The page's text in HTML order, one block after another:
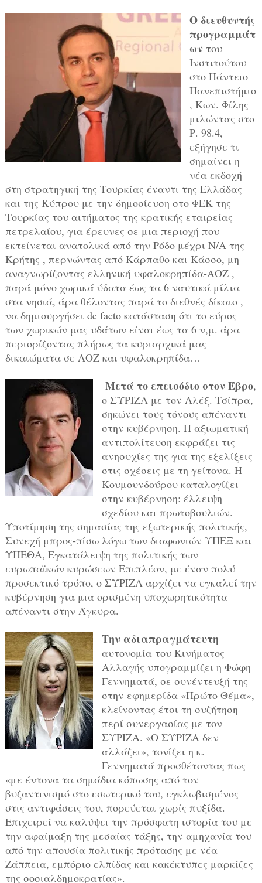
Ο διευθυντής
προγραμμάτ
ων του
Ινστιτούτου
στο Πάντειο
Πανεπιστήμιο
, Kων. Φίλης
μιλώντας στο
Ρ. 98.4,
εξήγησε τι
σημαίνει η
νέα εκδοχή
στη στρατηγική της Τουρκίας έναντι της Ελλάδας
και της Κύπρου με την δημοσίευση στο ΦΕΚ της
Τουρκίας του αιτήματος της κρατικής εταιρείας
πετρελαίου, για έρευνες σε μια περιοχή που
εκτείνεται ανατολικά από την Ρόδο μέχρι Ν/Α της
Κρήτης , περνώντας από Κάρπαθο και Κάσσο, μη
αναγνωρίζοντας ελληνική υφαλοκρηπίδα-ΑΟΖ ,
παρά μόνο χωρικά ύδατα έως τα 6 ναυτικά μίλια
στα νησιά, άρα θέλοντας παρά το διεθνές δίκαιο ,
να δημιουργήσει de facto κατάσταση ότι το εύρος
των χωρικών μας υδάτων είναι έως τα 6 ν,μ. άρα
περιορίζοντας πλήρως τα κυριαρχικά μας
δικαιώματα σε ΑΟΖ και υφαλοκρηπίδα…
Μετά το επεισόδιο στον Έβρο,
ο ΣΥΡΙΖΑ με τον Αλέξ. Τσίπρα,
σηκώνει τους τόνους απέναντι
στην κυβέρνηση. Η αξιωματική
αντιπολίτευση εκφράζει τις
ανησυχίες της για της εξελίξεις
στις σχέσεις με τη γείτονα. Η
Κουμουνδούρου καταλογίζει
στην κυβέρνηση: έλλειψη
σχεδίου και πρωτοβουλιών.
Υποτίμηση της σημασίας της εξωτερικής πολιτικής,
Συνεχή μπρος-πίσω λόγω των διαφωνιών ΥΠΕΞ και
ΥΠΕΘΑ, Εγκατάλειψη της πολιτικής των
ευρωπαϊκών κυρώσεων Επιπλέον, με έναν πολύ
προσεκτικό τρόπο, ο ΣΥΡΙΖΑ αρχίζει να εγκαλεί την
κυβέρνηση για μια ορισμένη υποχωρητικότητα
απέναντι στην Άγκυρα.
Tην αδιαπραγμάτευτη
αυτονομία του Κινήματος
Αλλαγής υπογραμμίζει η Φώφη
Γεννηματά, σε συνέντευξή της
στην εφημερίδα «Πρώτο Θέμα»,
κλείνοντας έτσι τη συζήτηση
περί συνεργασίας με τον
ΣΥΡΙΖΑ. «Ο ΣΥΡΙΖΑ δεν
αλλάζει», τονίζει η κ.
Γεννηματά προσθέτοντας πως
«με έντονα τα σημάδια κόπωσης από τον
βυζαντινισμό στο εσωτερικό του, εγκλωβισμένος
στις αντιφάσεις του, πορεύεται χωρίς πυξίδα.
Επιχειρεί να καλύψει την πρόσφατη ιστορία του με
την αφαίμαξη της μεσαίας τάξης, την αμηχανία του
από την απουσία πολιτικής πρότασης με νέα
Ζάππεια, εμπόριο ελπίδας και κακέκτυπες μαρκίζες
της σοσιαλδημοκρατίας».